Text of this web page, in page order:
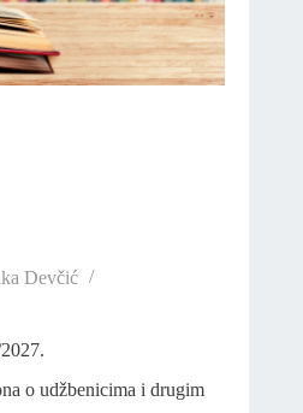
Devčić
o udžbenicima i drugim